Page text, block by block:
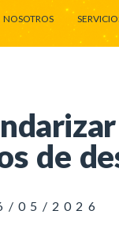
NOSOTROS
de
05/2026